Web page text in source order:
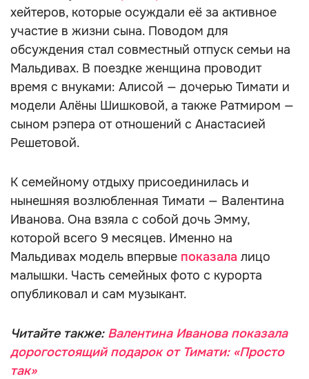
хейтеров, которые осуждали её за активное
участие в жизни сына. Поводом для
обсуждения стал совместный отпуск семьи на
Мальдивах. В поездке женщина проводит
время с внуками: Алисой — дочерью Тимати и
модели Алёны Шишковой, а также Ратмиром —
сыном рэпера от отношений с Анастасией
Решетовой.
К семейному отдыху присоединилась и
нынешняя возлюбленная Тимати — Валентина
Иванова. Она взяла с собой дочь Эмму,
которой всего 9 месяцев. Именно на
Мальдивах модель впервые показала лицо
малышки. Часть семейных фото с курорта
опубликовал и сам музыкант.
Читайте также: Валентина Иванова показала
дорогостоящий подарок от Тимати: «Просто
так»